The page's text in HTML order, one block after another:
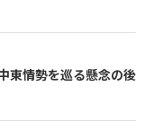
東情勢を巡る懸念の後